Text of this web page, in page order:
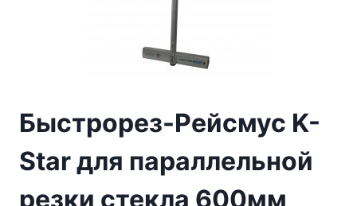
Быстрорез-Рейсмус K-
Star для параллельной
резки стекла 600мм